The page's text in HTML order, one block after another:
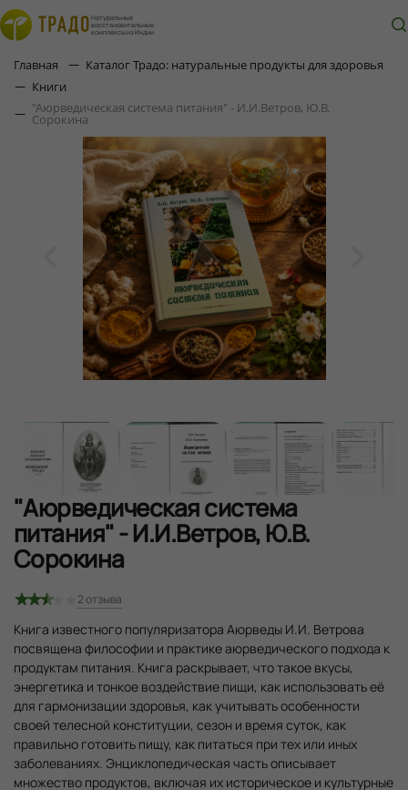
Натуральные
восстановительные
комплексы из Индии
Главная
Каталог Традо: натуральные продукты для здоровья
Книги
"Аюрведическая система питания" - И.И.Ветров, Ю.В.
Сорокина
"Аюрведическая система
питания" - И.И.Ветров, Ю.В.
Сорокина
2отзыва
Книга известного популяризатора Аюрведы И.И. Ветрова
посвящена философии и практике аюрведического подхода к
продуктам питания. Книга раскрывает, что такое вкусы,
энергетика и тонкое воздействие пищи, как использовать её
для гармонизации здоровья, как учитывать особенности
своей телесной конституции, сезон и время суток, как
правильно готовить пищу, как питаться при тех или иных
заболеваниях. Энциклопедическая часть описывает
множество продуктов, включая их историческое и культурные